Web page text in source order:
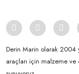
Derin Marin olarak 2004
araçları için malzeme